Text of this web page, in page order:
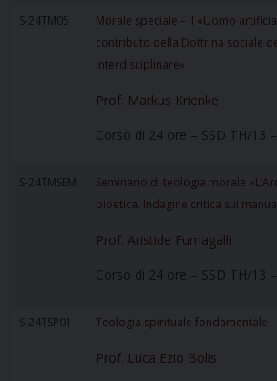
S-24TM05
Morale speciale – II «Uomo
contributo della Dottrina sociale
interdisciplinare»
Prof. Markus Krienke
Corso di 24 ore – SSD TH/13
S-24TMSEM
Seminario di teologia morale
bioetica. Indagine critica sui
Prof. Aristide Fumagalli
Corso di 24 ore – SSD TH/13
S-24TSP01 Teologia spirituale fondamentale
Prof. Luca Ezio Bolis